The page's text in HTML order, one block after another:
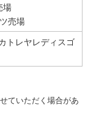
場
売場
トレヤレディスゴ
ていただく場合があ